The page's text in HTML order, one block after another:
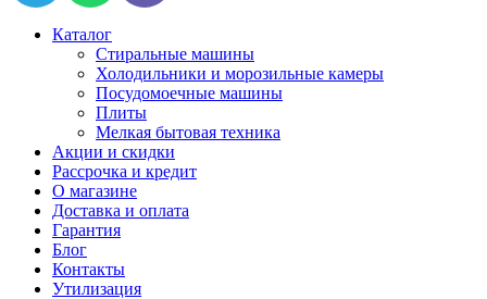
Каталог
Стиральные машины
Холодильники и морозильные камеры
Посудомоечные машины
Плиты
Мелкая бытовая техника
Акции и скидки
Рассрочка и кредит
О магазине
Доставка и оплата
Гарантия
Блог
Контакты
Утилизация